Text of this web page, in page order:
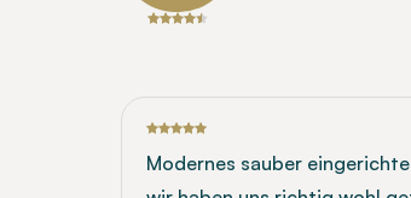
Modernes sauber